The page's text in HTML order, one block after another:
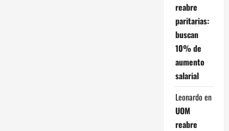
reabre
paritarias:
buscan
10% de
aumento
salarial
Leonardo en
UOM
reabre